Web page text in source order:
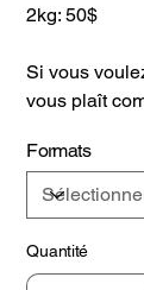
2kg: 50$
Si vous
vous plaît
Formats
Quantité